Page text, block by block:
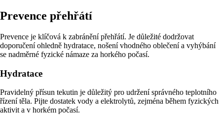
Prevence přehřátí
Prevence je klíčová k zabránění přehřátí. Je důležité dodržovat
doporučení ohledně hydratace, nošení vhodného oblečení a vyhýbání
se nadměrné fyzické námaze za horkého počasí.
Hydratace
Pravidelný přísun tekutin je důležitý pro udržení správného teplotního
řízení těla. Pijte dostatek vody a elektrolytů, zejména během fyzických
aktivit a v horkém počasí.